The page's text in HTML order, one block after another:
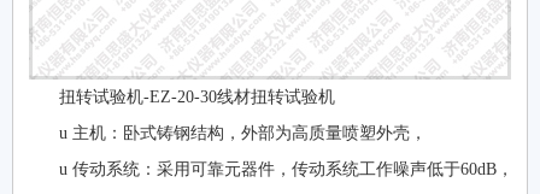
扭转试验机-EZ-20-30线材扭转试验机
u 主机：卧式铸钢结构，外部为高质量喷塑外壳，
u 传动系统：采用可靠元器件，传动系统工作噪声低于60dB，